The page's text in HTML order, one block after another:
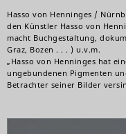
Hasso von Henninges /
den Künstler Hasso von
macht Buchgestaltung,
Graz, Bozen . . . ) u.v.m.
„Hasso von Henninges hat
ungebundenen Pigmenten
Betrachter seiner Bilder